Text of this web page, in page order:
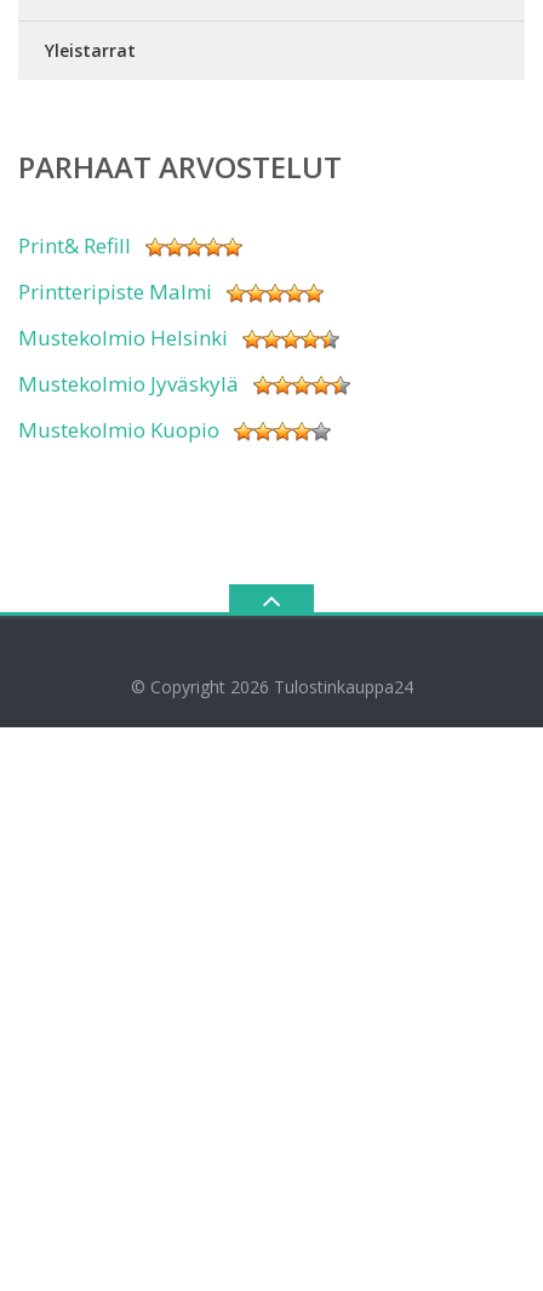
Yleistarrat
PARHAAT ARVOSTELUT
Print& Refill
Printteripiste Malmi
Mustekolmio Helsinki
Mustekolmio Jyväskylä
Mustekolmio Kuopio
© Copyright 2026 Tulostinkauppa24